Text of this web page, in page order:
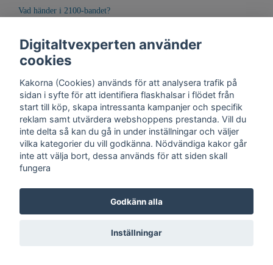
Vad händer i 2100-bandet?
Kontakt Trygghet Cookies Support Köpinfo Om oss English
Köpvillkor, Digitaltvexperten.se
Digitaltvexperten använder
cookies
Kakorna (Cookies) används för att analysera trafik på
sidan i syfte för att identifiera flaskhalsar i flödet från
start till köp, skapa intressanta kampanjer och specifik
reklam samt utvärdera webshoppens prestanda. Vill du
inte delta så kan du gå in under inställningar och väljer
vilka kategorier du vill godkänna. Nödvändiga kakor går
inte att välja bort, dessa används för att siden skall
fungera
Godkänn alla
Inställningar